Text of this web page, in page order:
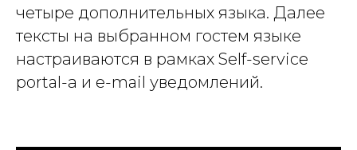
четыре дополнительных языка. Далее
тексты на выбранном гостем языке
настраиваются в рамках Self-service
portal-а и e-mail уведомлений.